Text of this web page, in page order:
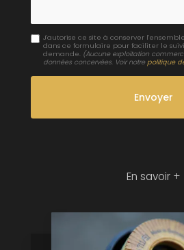
J'autorise ce site à conserver
dans ce formulaire pour faciliter le
demande. (Aucune exploitation
données concervées. Voir notre politique
En savoir +